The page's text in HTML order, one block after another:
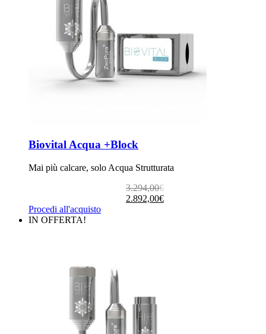
Biovital Acqua +Block
Mai più calcare, solo Acqua Strutturata
3.294,00€
Il
prezzo
2.892,00€
Il
prezzo
Procedi all'acquisto
IN OFFERTA!